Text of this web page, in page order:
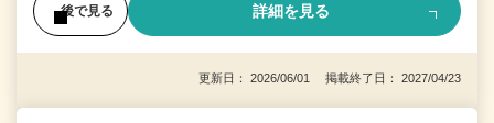
後で見る 詳細を見る
更新日： 2026/06/01 掲載終了日： 2027/04/23